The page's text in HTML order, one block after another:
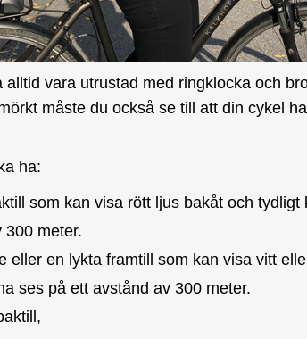
alltid vara utrustad med ringklocka och
måste du också se till att din cykel
ha:
som kan visa rött ljus bakåt och tydligt
300 meter.
eller en lykta framtill som kan visa vitt
ses på ett avstånd av 300 meter.